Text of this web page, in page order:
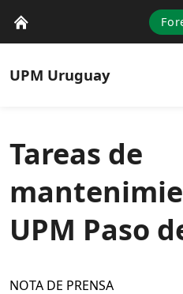
UPM Uruguay
Tareas de
UPM Paso
NOTA DE PRENSA